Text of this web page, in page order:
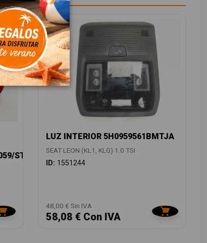
ST4304054
LUZ INTERIOR 5H0959561BMTJA
SEAT LEON (KL1, KLG) 1.0 TSI
ID: 1551244
48,00 € Sin IVA
58,08 € Con IVA